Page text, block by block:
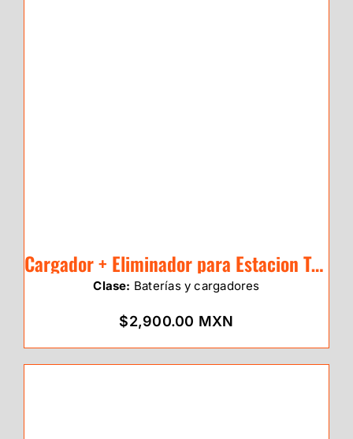
Cargador + Eliminador para Estacion Total eSurvey E3
Clase: Baterías y cargadores
$2,900.00 MXN